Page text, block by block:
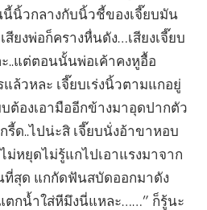
นี้นิ้วกลางกับนิ้วชี้ของเจี๊ยบมัน
สียงพ่อก็ครางหื่นดัง…เสียงเจี๊ยบ
..แต่ตอนนั้นพ่อเค้าคงหูอื้อ
ล้วหละ เจี๊ยบเร่งนิ้วตามแกอยู่
ต้องเอามืออีกข้างมาอุดปากตัว
รี้ด..ไปน่ะสิ เจี๊ยบนั่งอ้าขาหอบ
ม่หยุดไม่รู้แกไปเอาแรงมาจาก
สุด แกกัดฟันสบัดออกมาดัง
ตกน้ำใส่หีมึงนี่แหละ……” ก็รู้นะ